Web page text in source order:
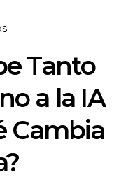
Tanto
a la IA
Cambia